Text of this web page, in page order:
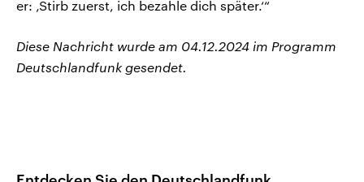
er: ‚Stirb zuerst, ich bezahle dich später.‘“
Diese Nachricht wurde am 04.12.2024 im Programm
Deutschlandfunk gesendet.